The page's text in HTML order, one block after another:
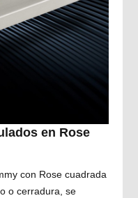
en Rose
con Rose cuadrada
o cerradura, se